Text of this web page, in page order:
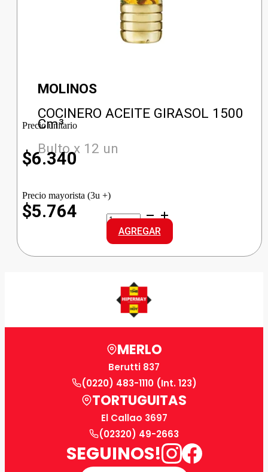
MOLINOS
COCINERO ACEITE GIRASOL 1500
Cm³
Bulto x 12 un
Precio unitario
$6.340
Precio mayorista (3u +)
$5.764
COCINERO
ACEITE
GIRASOL
cantidad
AGREGAR
MERLO
Berutti 837
(0220) 483-1110 (Int. 123)
TORTUGUITAS
El Callao 3697
(02320) 49-2663
SEGUINOS!